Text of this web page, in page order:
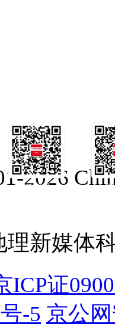
订阅号
2026
新媒体
ICP证
-5 京公